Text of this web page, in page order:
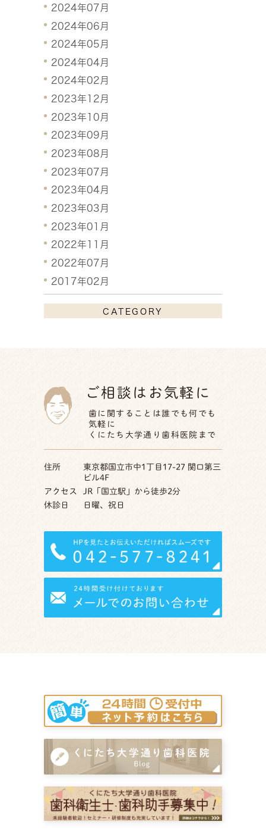
2024年07月
2024年06月
2024年05月
2024年04月
2024年02月
2023年12月
2023年10月
2023年09月
2023年08月
2023年07月
2023年04月
2023年03月
2023年01月
2022年11月
2022年07月
2017年02月
CATEGORY
ご相談はお気軽に
歯に関することは誰でも何でも
気軽に
くにたち大学通り歯科医院まで
住所
東京都国立市中1丁目17-27 関口第三
ビル4F
アクセス
JR「国立駅」から徒歩2分
休診日
日曜、祝日